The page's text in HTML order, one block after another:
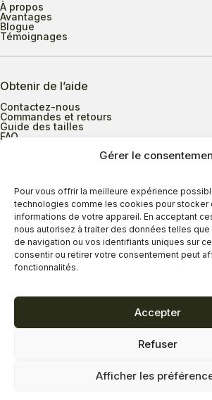
Gérer le
Pour vous offrir la meilleure expérience
technologies comme les cookies pour stocker
informations de votre appareil. En acceptant
nous autorisez à traiter des données telles
de navigation ou vos identifiants uniques sur
consentir ou retirer votre consentement peut
fonctionnalités.
Accepter
Refuser
Afficher les
À propos
Avantages
Blogue
Témoignages
Obtenir de l’aide
Contactez-nous
Commandes et retours
Guide des tailles
FAQ
Heures d’ouverture
Lundi au mercredi
Jeudi
Vendredi
Dimanche
Termes et conditions